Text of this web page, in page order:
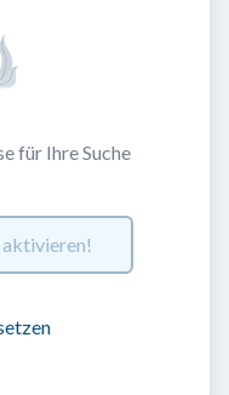
für Ihre Suche